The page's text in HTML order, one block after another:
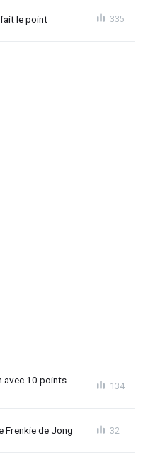
le point 335
avec 10 points
134
Frenkie de Jong 32